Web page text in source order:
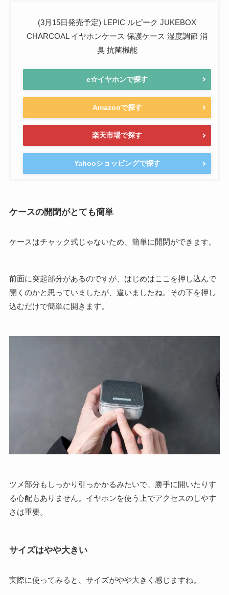
(3月15日発売予定) LEPIC ルピーク JUKEBOX
CHARCOAL イヤホンケース 保護ケース 湿度調節 消
臭 抗菌機能
e☆イヤホンで探す
Amazonで探す
楽天市場で探す
Yahooショッピングで探す
ケースの開閉がとても簡単
ケースはチャック式じゃないため、簡単に開閉ができます。
前面に突起部分があるのですが、はじめはここを押し込んで
開くのかと思っていましたが、違いましたね。その下を押し
込むだけで簡単に開きます。
ツメ部分もしっかり引っかかるみたいで、勝手に開いたりす
る心配もありません。イヤホンを使う上でアクセスのしやす
さは重要。
サイズはやや大きい
実際に使ってみると、サイズがやや大きく感じますね。